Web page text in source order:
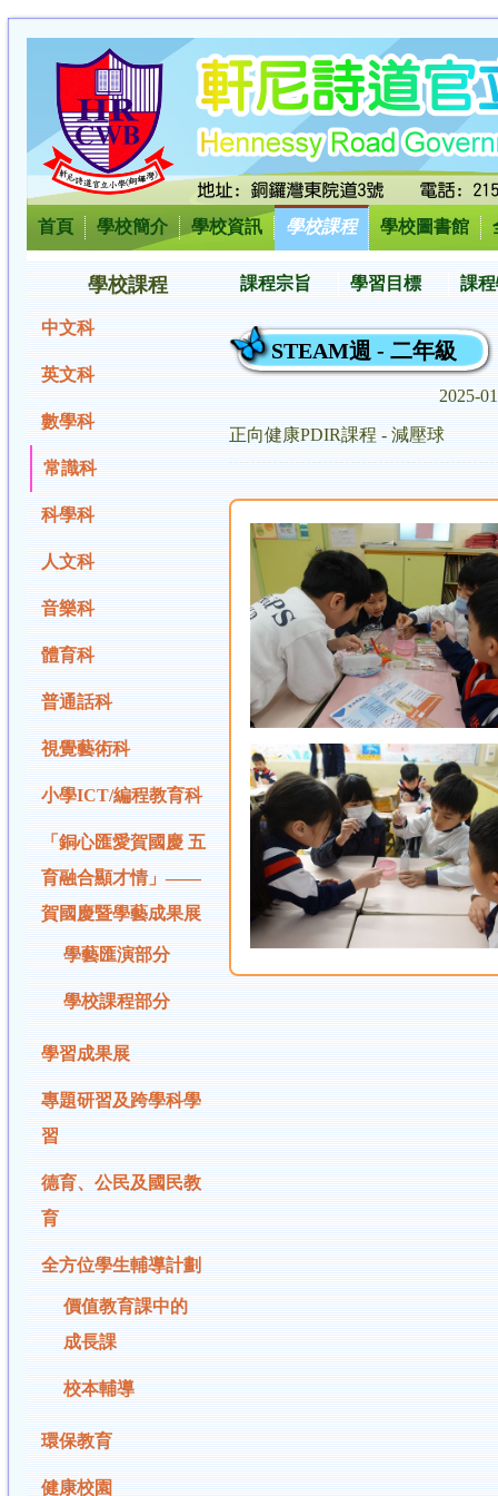
首頁 學校簡介 學校資訊 學校課程 學校圖書館
學校課程
中文科
英文科
數學科
常識科
科學科
人文科
音樂科
體育科
普通話科
視覺藝術科
小學ICT/編程教育科
「銅心匯愛賀國慶 五
育融合顯才情」——
賀國慶暨學藝成果展
學藝匯演部分
學校課程部分
學習成果展
專題研習及跨學科學
習
德育、公民及國民教
育
全方位學生輔導計劃
價值教育課中的
成長課
校本輔導
環保教育
健康校園
課程宗旨 學習目標 課
STEAM週 - 二年級
2025-
正向健康PDIR課程 - 減壓球